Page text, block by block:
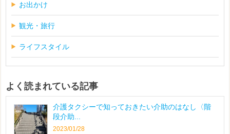
お出かけ
観光・旅行
ライフスタイル
よく読まれている記事
介護タクシーで知っておきたい介助のはなし〈階
段介助...
2023/01/28